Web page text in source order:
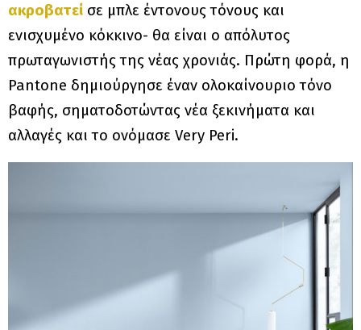
ακροβατεί σε μπλε έντονους τόνους και
ενισχυμένο κόκκινο- θα είναι ο απόλυτος
πρωταγωνιστής της νέας χρονιάς. Πρώτη φορά, η
Pantone δημιούργησε έναν ολοκαίνουριο τόνο
βαφής, σηματοδοτώντας νέα ξεκινήματα και
αλλαγές και το ονόμασε Very Peri.